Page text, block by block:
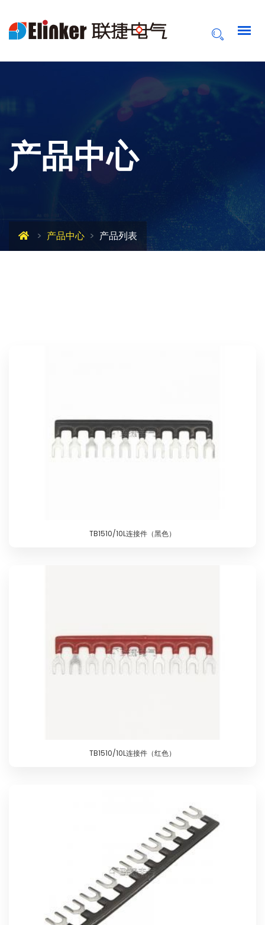
产品中心
产品中心 产品列表
TB1510/10L连接件（黑色）
TB1510/10L连接件（红色）